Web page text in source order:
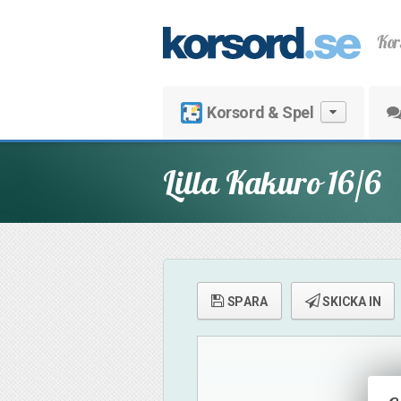
Korsord & Spel
Lilla Kakuro 16/6
SPARA SKICKA IN